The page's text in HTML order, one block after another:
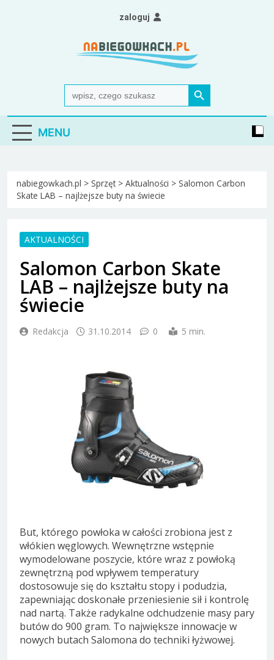
Nabiegowkach.pl
portal miłośników narciarstwa biegowego
Search
for:
Search Button
zaloguj
MENU
nabiegowkach.pl > Sprzęt > Aktualności > Salomon Carbon
Skate LAB – najlżejsze buty na świecie
AKTUALNOŚCI
Salomon Carbon Skate
LAB – najlżejsze buty na
świecie
Redakcja 31.10.2014 0 5 min.
But, którego powłoka w całości zrobiona jest z
włókien węglowych. Wewnętrzne wstępnie
wymodelowane poszycie, które wraz z powłoką
zewnętrzną pod wpływem temperatury
dostosowuje się do kształtu stopy i podudzia,
zapewniając doskonałe przeniesienie sił i kontrolę
nad nartą. Także radykalne odchudzenie masy pary
butów do 900 gram. To największe innowacje w
nowych butach Salomona do techniki łyżwowej.